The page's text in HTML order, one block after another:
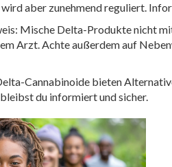
aber zunehmend reguliert.
Mische Delta-Produkte nicht
Arzt. Achte außerdem auf
Cannabinoide bieten
du informiert und sicher.